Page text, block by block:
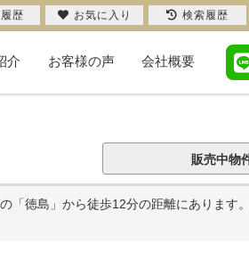
介 お客様の声 会社概要
販売中物
「徳島」から徒歩12分の距離にあります
歴 お気に入り 検索履歴